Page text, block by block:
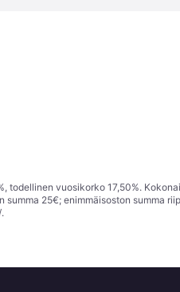
todellinen vuosikorko 17,50%.
25€; enimmäisoston summa
.